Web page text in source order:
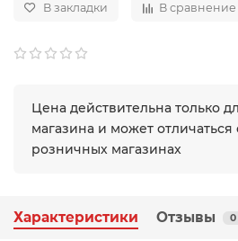
В закладки В сравнение
Цена действительна только
магазина и может отличаться
розничных магазинах
Характеристики Отзывы 0